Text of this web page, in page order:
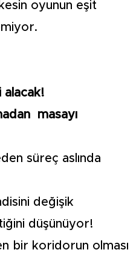
oyunun eşit
alacak!
masayı
süreç aslında
değişik
düşünüyor!
bir koridorun olması